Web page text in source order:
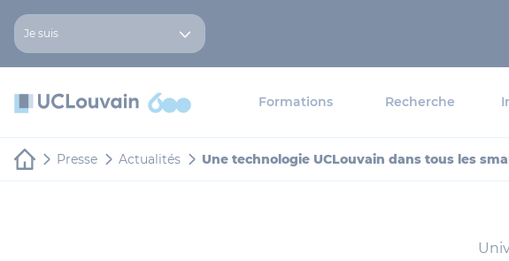
Panneau de gestion des cookies
Je suis
Formations Recherche
Presse Actualités Une technologie UCLouvain dans tous les